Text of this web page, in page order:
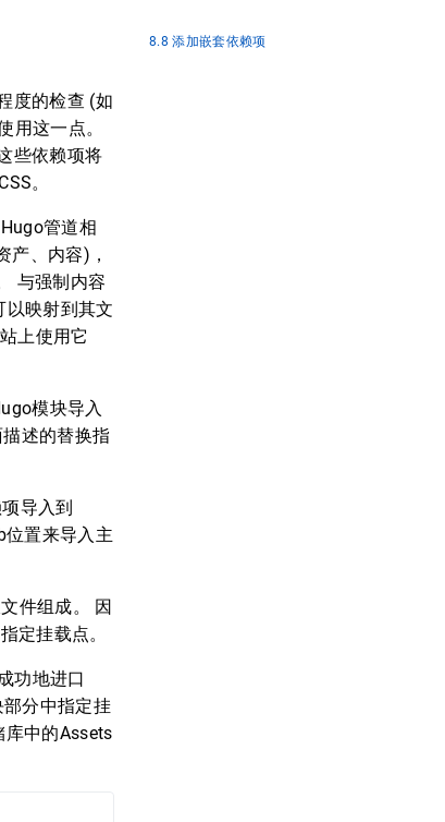
度的检查 (如
用这一点。
些依赖项将
。
管道相
产、内容)，
与强制内容
映射到其文
上使用它
模块导入
述的替换指
导入到
置来导入主
件组成。 因
定挂载点。
功地进口
分中指定挂
中的Assets
8.8 添加嵌套依赖项